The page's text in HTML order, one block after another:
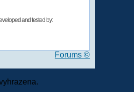
and tested by:
Forums ©